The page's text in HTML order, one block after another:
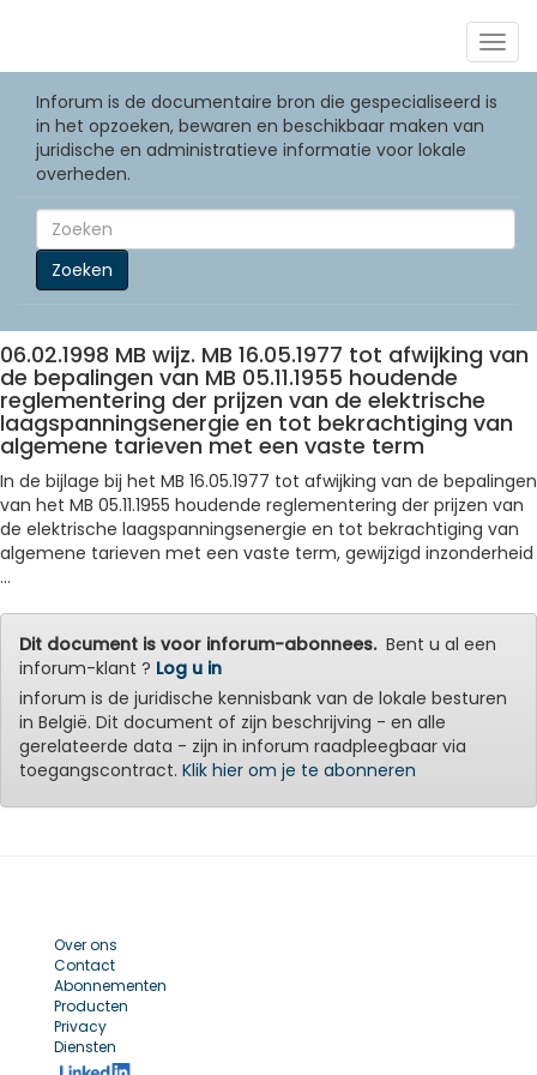
Inforum is de documentaire bron die gespecialiseerd is
in het opzoeken, bewaren en beschikbaar maken van
juridische en administratieve informatie voor lokale
overheden.
Zoeken
06.02.1998 MB wijz. MB 16.05.1977 tot afwijking van
de bepalingen van MB 05.11.1955 houdende
reglementering der prijzen van de elektrische
laagspanningsenergie en tot bekrachtiging van
algemene tarieven met een vaste term
In de bijlage bij het MB 16.05.1977 tot afwijking van de bepalingen
van het MB 05.11.1955 houdende reglementering der prijzen van
de elektrische laagspanningsenergie en tot bekrachtiging van
algemene tarieven met een vaste term, gewijzigd inzonderheid
...
Dit document is voor inforum-abonnees.Bent u al een
inforum-klant ? Log u in
inforum is de juridische kennisbank van de lokale besturen
in België. Dit document of zijn beschrijving - en alle
gerelateerde data - zijn in inforum raadpleegbaar via
toegangscontract. Klik hier om je te abonneren
Over ons
Contact
Abonnementen
Producten
Privacy
Diensten